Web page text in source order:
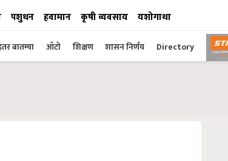
पशुधन हवामान कृषी व्यवसाय यशोगाथा
बातम्या ऑटो शिक्षण शासन निर्णय Directory